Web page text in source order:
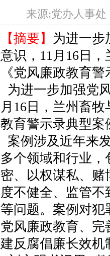
来源:党办人事
【摘要】 为进一步
意识，11月16日
《党风廉政教育
为进一步加强党
月16日，兰州畜
教育警示录典型案
案例涉及近年来
多个领域和行业
密、以权谋私、
度不健全、监管
等问题。案例对
党风廉政教育、
建反腐倡廉长效